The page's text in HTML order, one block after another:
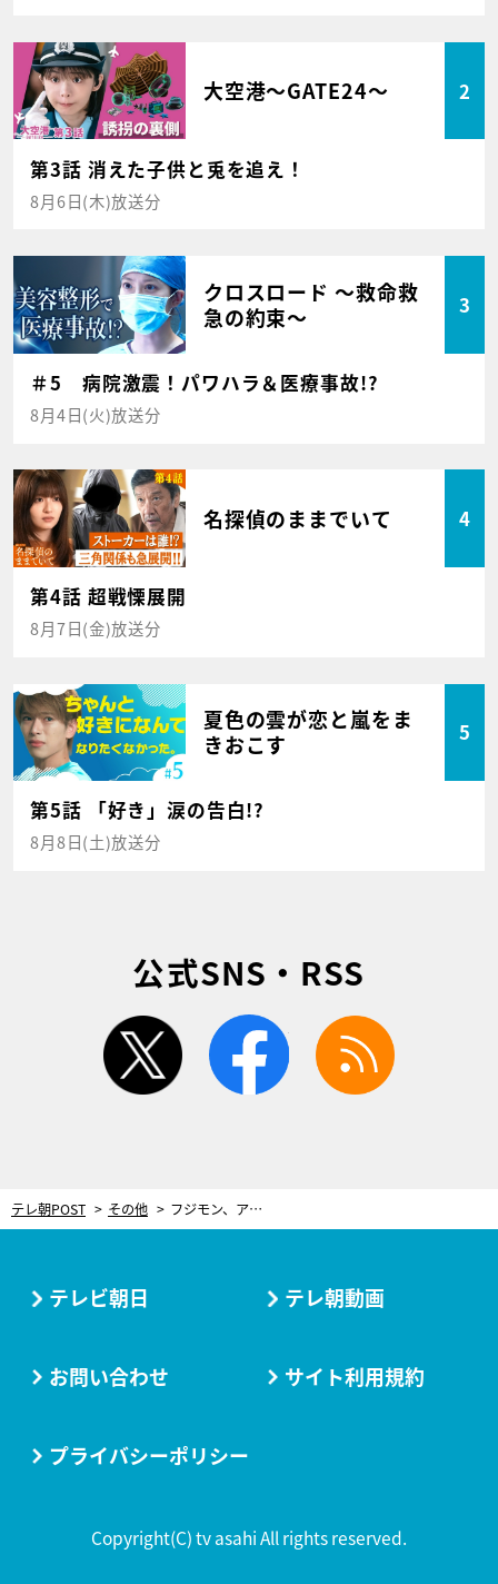
大空港～GATE24～ 2
第3話 消えた子供と兎を追え！
8月6日(木)放送分
クロスロード ～救命救
急の約束～
3
＃5 病院激震！パワハラ＆医療事故!?
8月4日(火)放送分
名探偵のままでいて 4
第4話 超戦慄展開
8月7日(金)放送分
夏色の雲が恋と嵐をま
きおこす
5
第5話 「好き」涙の告白!?
8月8日(土)放送分
公式SNS・RSS
twitter facebook
テレ朝POST その他 フジモン、アキラ100％のネタに挑戦！そしてザキヤマは空前絶後のあの人に変身！
テレビ朝日 テレ朝動画
お問い合わせ サイト利用規約
プライバシーポリシー
Copyright(C) tv asahi All rights reserved.